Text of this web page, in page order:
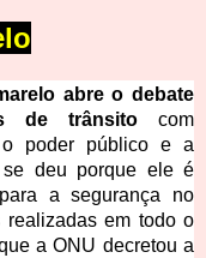
abre o debate
de trânsitocom
o poder público e a
deu porque ele é
a segurança no
em todo o
a ONU decretou a